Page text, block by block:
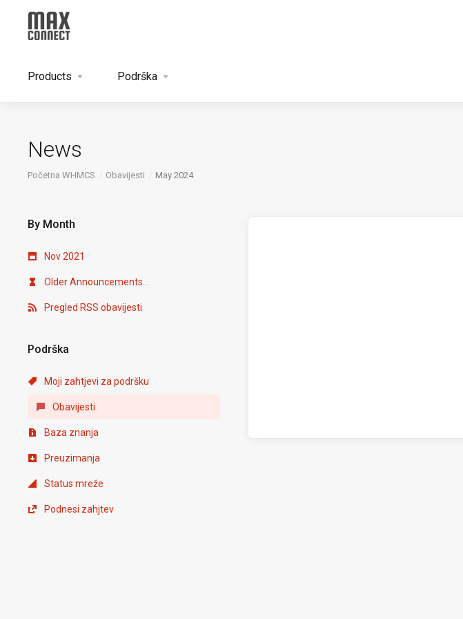
Products Podrška
News
Početna WHMCS Obavijesti May 2024
By Month
Nov 2021
Older Announcements...
Pregled RSS obavijesti
Podrška
Moji zahtjevi za podršku
Obavijesti
Baza znanja
Preuzimanja
Status mreže
Podnesi zahjtev